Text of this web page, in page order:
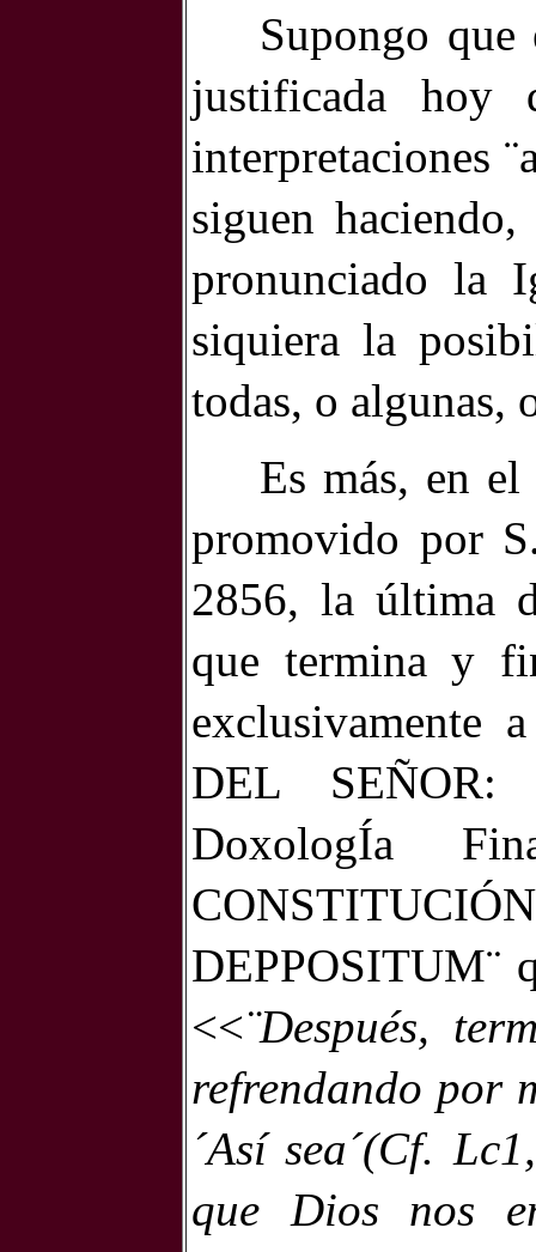
Supongo
justificada hoy
interpretaciones
siguen
pronunciado la
siquiera la
todas, o algunas,
Es más, en
promovido por
2856, la última
que termina y
exclusivamente
DEL SEÑOR:
DoxologÍa
DEPPOSITUM¨
<<¨Después,
refrendando por
´Así sea´(Cf.
que Dios nos